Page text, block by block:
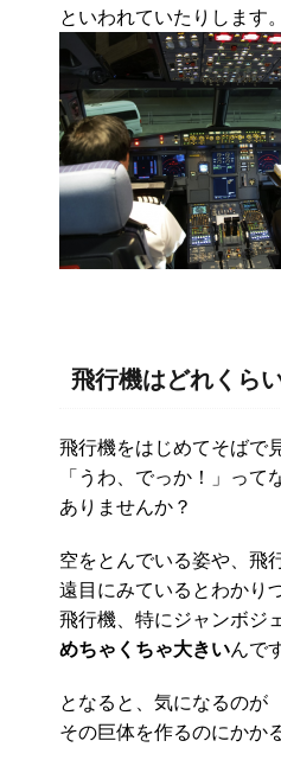
といわれていたりします。
飛行機はどれくら
飛行機をはじめてそばで
「うわ、でっか！」って
ありませんか？
空をとんでいる姿や、飛
遠目にみているとわかり
飛行機、特にジャンボジ
めちゃくちゃ大きいんで
となると、気になるのが
その巨体を作るのにかか